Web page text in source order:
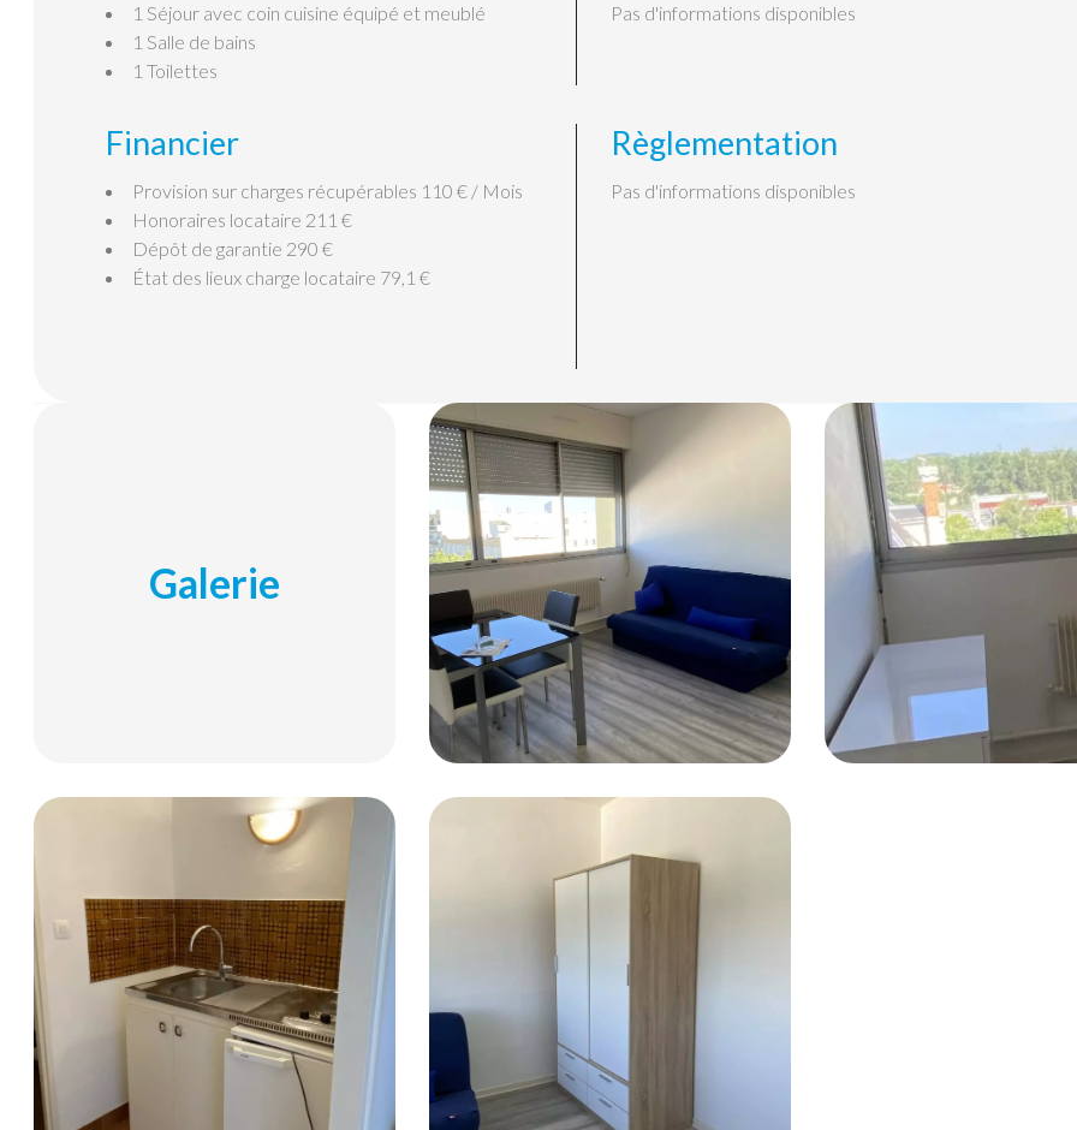
1 Séjour avec coin cuisine équipé et meublé
1 Salle de bains
1 Toilettes
Pas d'informations disponibles
Financier
Provision sur charges récupérables 110 € / Mois
Honoraires locataire 211 €
Dépôt de garantie 290 €
État des lieux charge locataire 79,1 €
Règlementation
Pas d'informations disponibles
Galerie